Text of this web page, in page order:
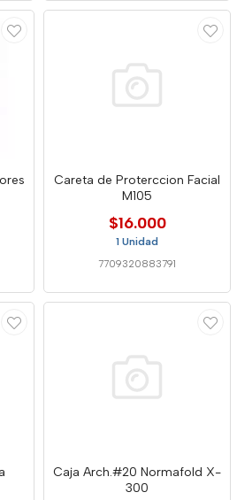
Careta de Proterccion Facial
M105
$16.000
1 Unidad
7709320883791
Caja Arch.#20 Normafold X-
300